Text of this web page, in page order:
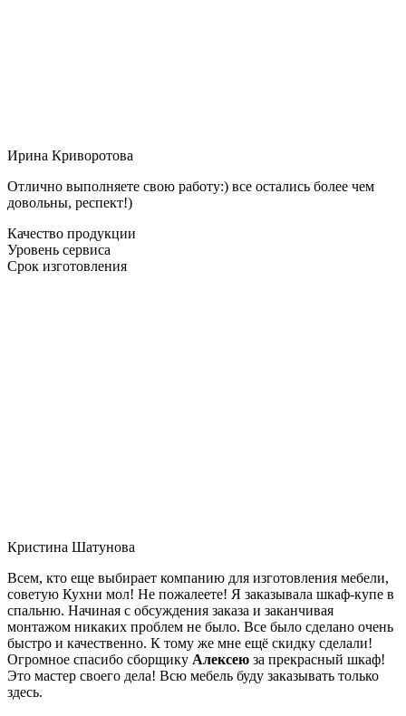
Ирина Криворотова
Отлично выполняете свою работу:) все остались более чем
довольны, респект!)
Качество продукции
Уровень сервиса
Срок изготовления
Кристина Шатунова
Всем, кто еще выбирает компанию для изготовления мебели,
советую Кухни мол! Не пожалеете! Я заказывала шкаф-купе в
спальню. Начиная с обсуждения заказа и заканчивая
монтажом никаких проблем не было. Все было сделано очень
быстро и качественно. К тому же мне ещё скидку сделали!
Огромное спасибо сборщику Алексею за прекрасный шкаф!
Это мастер своего дела! Всю мебель буду заказывать только
здесь.